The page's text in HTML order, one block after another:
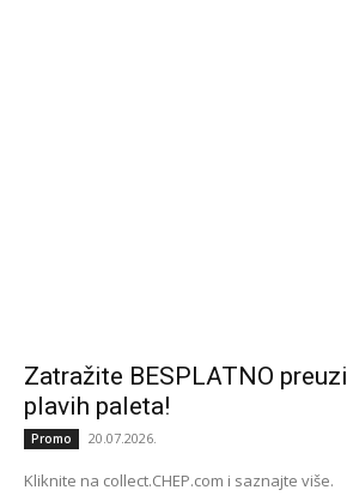
Zatražite BESPLATNO
plavih paleta!
Promo 20.07.2026.
Kliknite na collect.CHEP.com i saznajte više.